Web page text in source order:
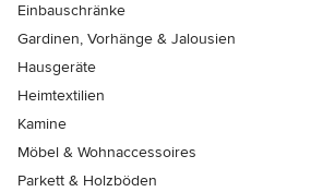
Einbauschränke
Gardinen, Vorhänge & Jalousien
Hausgeräte
Heimtextilien
Kamine
Möbel & Wohnaccessoires
Parkett & Holzböden